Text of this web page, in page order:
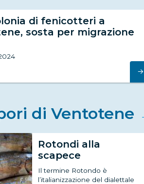
di fenicotteri a
sosta per migrazione
→
di Ventotene
Rotondi alla
scapece
Il termine Rotondo è
l’italianizzazione del dialettale